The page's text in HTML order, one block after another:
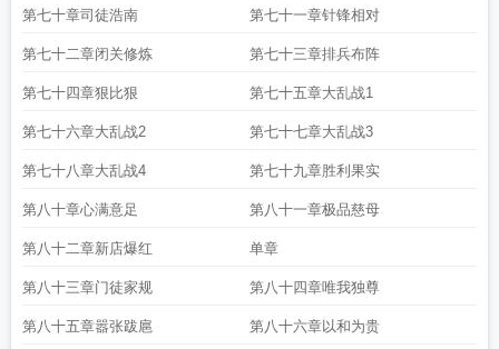
第七十章司徒浩南 第七十一章针锋相对
第七十二章闭关修炼 第七十三章排兵布阵
第七十四章狠比狠 第七十五章大乱战1
第七十六章大乱战2 第七十七章大乱战3
第七十八章大乱战4 第七十九章胜利果实
第八十章心满意足 第八十一章极品慈母
第八十二章新店爆红 单章
第八十三章门徒家规 第八十四章唯我独尊
第八十五章嚣张跋扈 第八十六章以和为贵